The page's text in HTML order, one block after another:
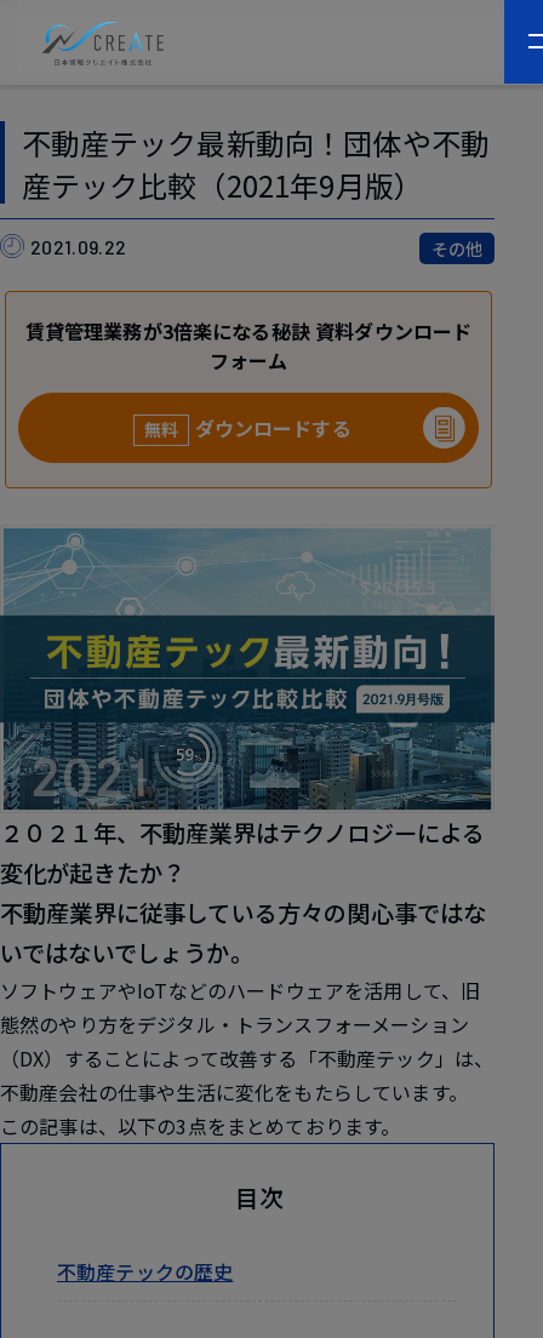
不動産テック最新動向！団体や不動
産テック比較（2021年9月版）
2021.09.22 その他
賃貸管理業務が3倍楽になる秘訣 資料ダウンロード
フォーム
無料 ダウンロードする
２０２１年、不動産業界はテクノロジーによる
変化が起きたか？
不動産業界に従事している方々の関心事ではな
いではないでしょうか。
ソフトウェアやIoTなどのハードウェアを活用して、旧
態然のやり方をデジタル・トランスフォーメーション
（DX）することによって改善する「不動産テック」は、
不動産会社の仕事や生活に変化をもたらしています。
この記事は、以下の3点をまとめております。
目次
不動産テックの歴史